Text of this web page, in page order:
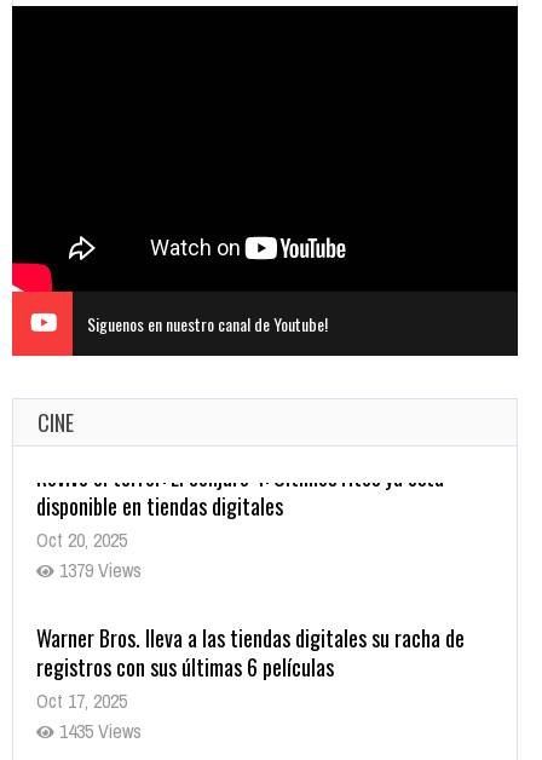
Siguenos en nuestro canal de Youtube!
CINE
Warner Bros. lleva a las tiendas digitales su racha de
registros con sus últimas 6 películas
Oct 17, 2025
CRUNCHYROLL ANUNCIA FECHA DE ESTRENO EN CINES
DE JUJUTSU KAISEN: EJECUCIÓN
Oct 7, 2025